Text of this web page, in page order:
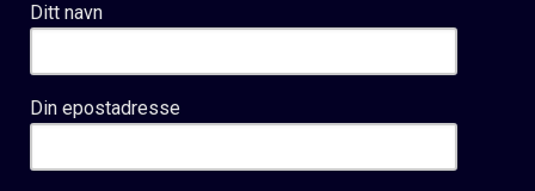
Ditt navn
Din epostadresse